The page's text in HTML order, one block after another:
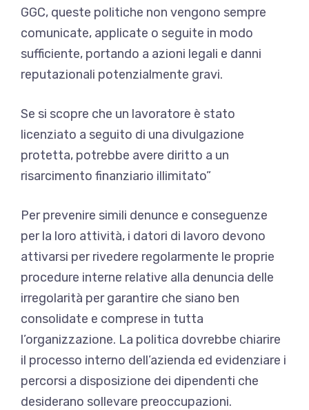
GGC, queste politiche non vengono sempre
comunicate, applicate o seguite in modo
sufficiente, portando a azioni legali e danni
reputazionali potenzialmente gravi.
Se si scopre che un lavoratore è stato
licenziato a seguito di una divulgazione
protetta, potrebbe avere diritto a un
risarcimento finanziario illimitato”
Per prevenire simili denunce e conseguenze
per la loro attività, i datori di lavoro devono
attivarsi per rivedere regolarmente le proprie
procedure interne relative alla denuncia delle
irregolarità per garantire che siano ben
consolidate e comprese in tutta
l’organizzazione. La politica dovrebbe chiarire
il processo interno dell’azienda ed evidenziare i
percorsi a disposizione dei dipendenti che
desiderano sollevare preoccupazioni.